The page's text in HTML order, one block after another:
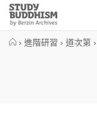
Close
Study
Buddhism
› 進階研習 › 道次第 ›